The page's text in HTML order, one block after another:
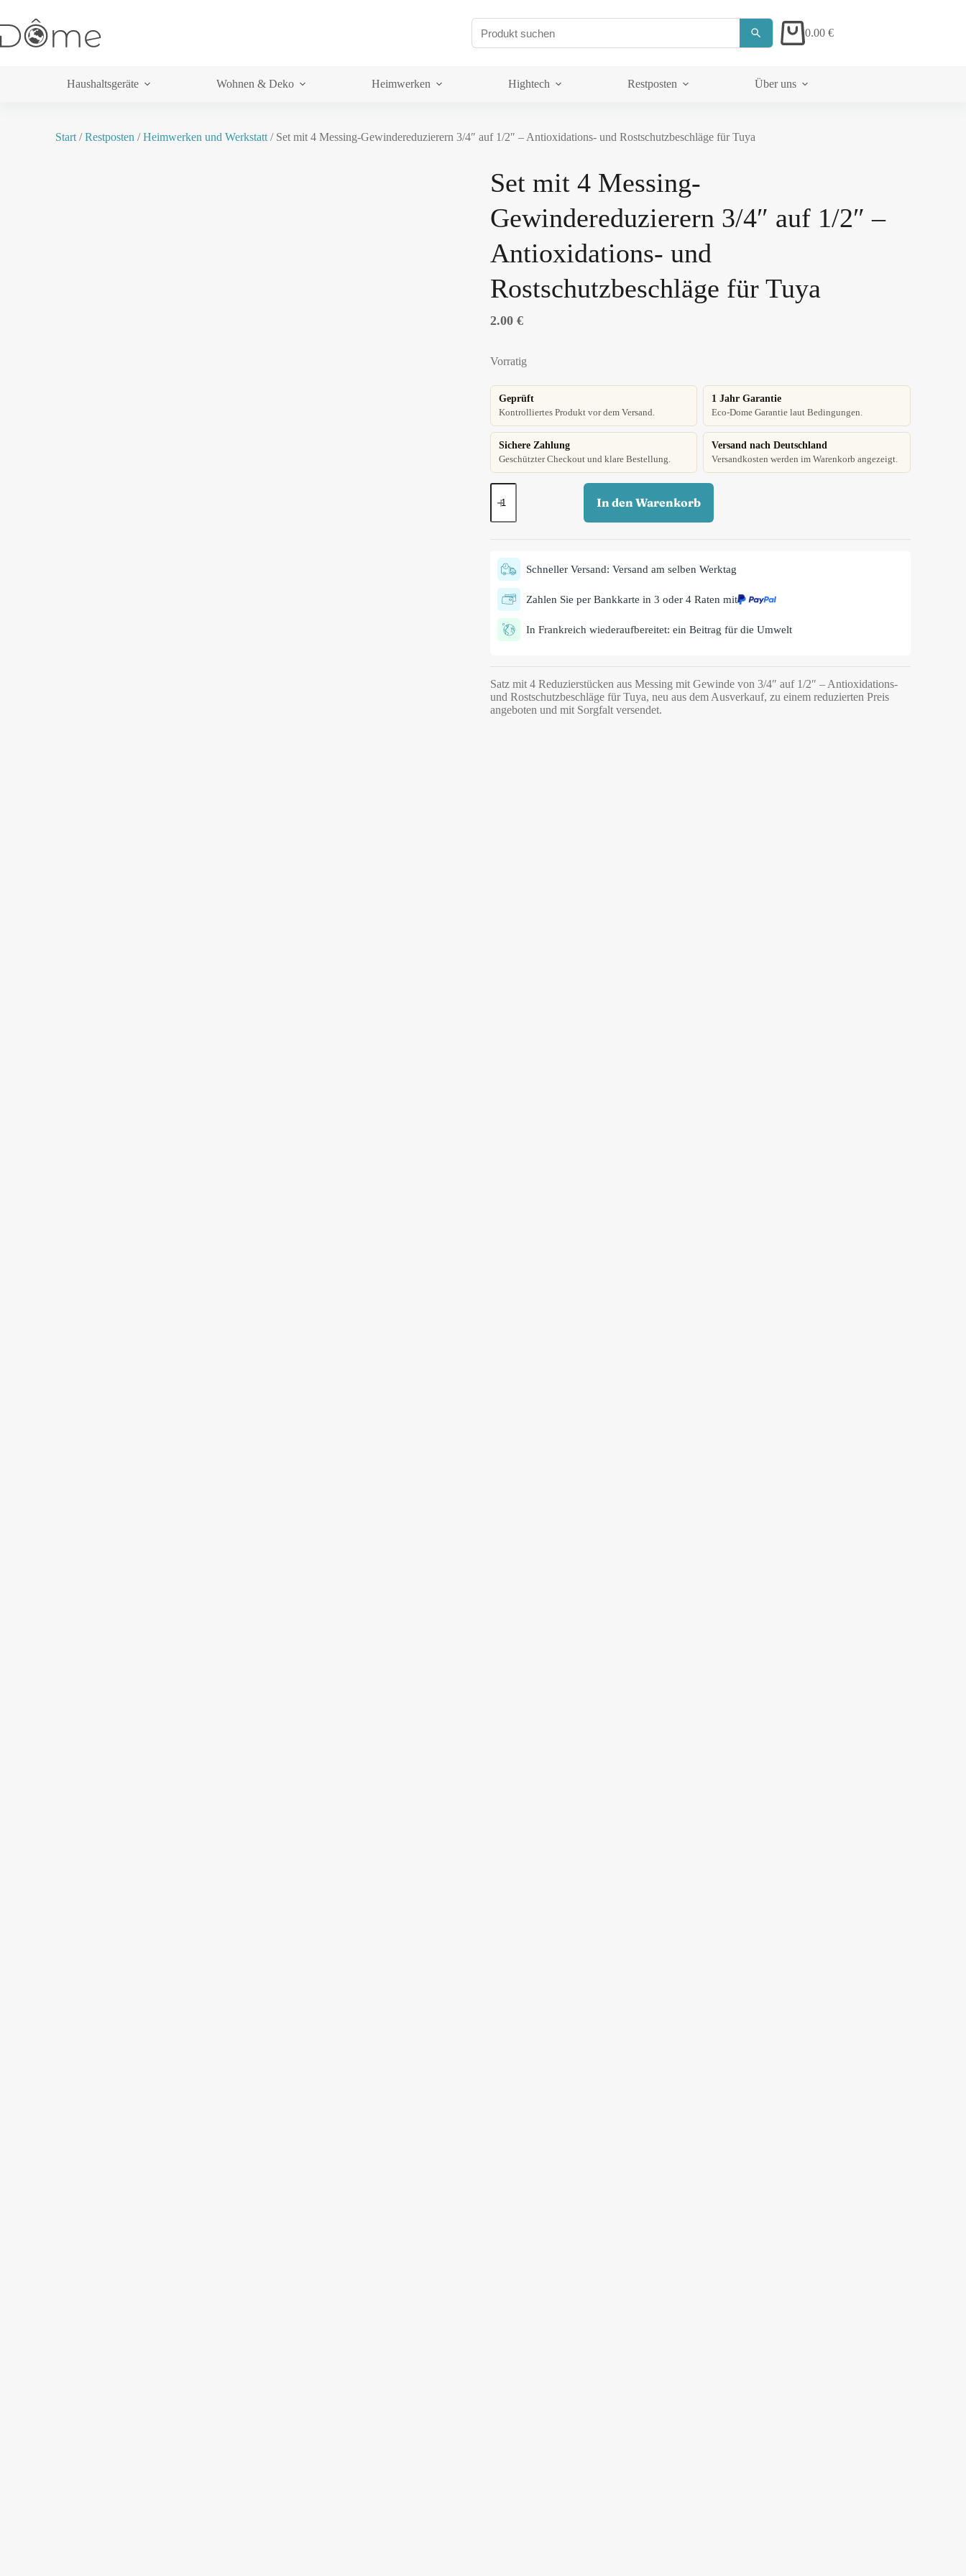
0.00 €
Haushaltsgeräte Wohnen & Deko Heimwerken Hightech Restposten Über uns
Start /Restposten /Heimwerken und Werkstatt / Set mit 4 Messing-Gewindereduzierern 3/4″ auf 1/2″ – Antioxidations- und Rostschutzbeschläge für Tuya
Set mit 4 Messing-
Gewindereduzierern 3/4″ auf 1/2″ –
Antioxidations- und
Rostschutzbeschläge für Tuya
2.00 €
Vorratig
Geprüft
Kontrolliertes Produkt vor dem Versand.
1 Jahr Garantie
Eco-Dome Garantie laut Bedingungen.
Sichere Zahlung
Geschützter Checkout und klare Bestellung.
Versand nach Deutschland
Versandkosten werden im Warenkorb angezeigt.
In den Warenkorb
Schneller Versand: Versand am selben Werktag
Zahlen Sie per Bankkarte in 3 oder 4 Raten mit
In Frankreich wiederaufbereitet: ein Beitrag für die Umwelt
Satz mit 4 Reduzierstücken aus Messing mit Gewinde von 3/4″ auf 1/2″ – Antioxidations-
und Rostschutzbeschläge für Tuya, neu aus dem Ausverkauf, zu einem reduzierten Preis
angeboten und mit Sorgfalt versendet.